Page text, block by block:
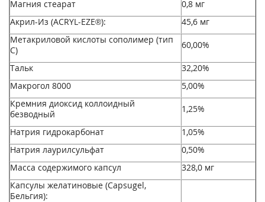
Магния стеарат
0,8 мг
Акрил-Из (ACRYL-EZE®):
45,6 мг
Метакриловой кислоты сополимер (тип
С)
60,00%
Тальк
32,20%
Макрогол 8000
5,00%
Кремния диоксид коллоидный
безводный
1,25%
Натрия гидрокарбонат
1,05%
Натрия лаурилсульфат
0,50%
Масса содержимого капсул
328,0 мг
Капсулы желатиновые (Capsugel,
Бельгия):